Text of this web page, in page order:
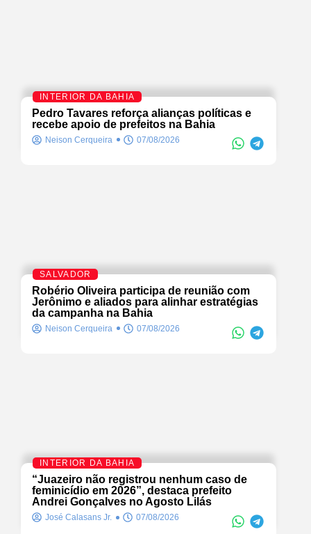
INTERIOR DA BAHIA
Pedro Tavares reforça alianças políticas e
recebe apoio de prefeitos na Bahia
Neison Cerqueira 07/08/2026
SALVADOR
Robério Oliveira participa de reunião com
Jerônimo e aliados para alinhar estratégias
da campanha na Bahia
Neison Cerqueira 07/08/2026
INTERIOR DA BAHIA
“Juazeiro não registrou nenhum caso de
feminicídio em 2026”, destaca prefeito
Andrei Gonçalves no Agosto Lilás
José Calasans Jr. 07/08/2026